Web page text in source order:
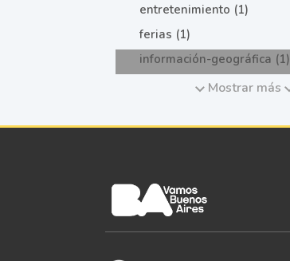
entretenimiento (1)
ferias (1)
información-geográfica (1)
Mostrar más